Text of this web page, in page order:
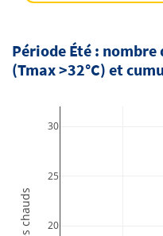
Période Été :
(Tmax >32°C) et
20
25
30